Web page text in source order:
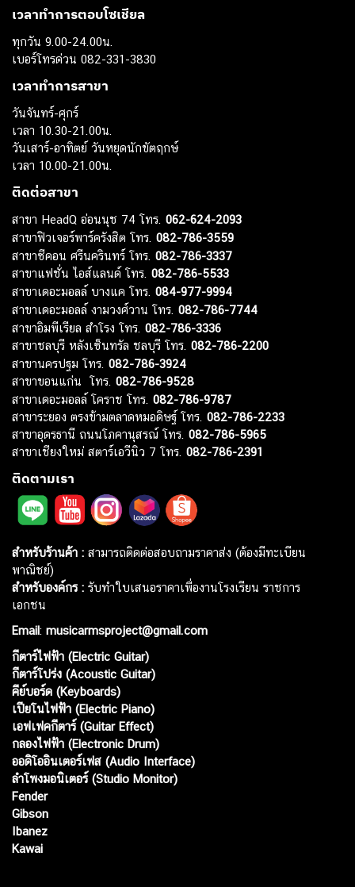
เวลาทำการตอบโซเชียล
ทุกวัน 9.00-24.00น.
เบอร์โทรด่วน 082-331-3830
เวลาทำการสาขา
วันจันทร์-ศุกร์
เวลา 10.30-21.00น.
วันเสาร์-อาทิตย์ วันหยุดนักขัตฤกษ์
เวลา 10.00-21.00น.
ติดต่อสาขา
สาขา HeadQ อ่อนนุช 74 โทร. 062-624-2093
สาขาฟิวเจอร์พาร์ครังสิต โทร. 082-786-3559
สาขาซีคอน ศรีนครินทร์ โทร. 082-786-3337
สาขาแฟชั่น ไอส์แลนด์ โทร. 082-786-5533
สาขาเดอะมอลล์ บางแค โทร. 084-977-9994
สาขาเดอะมอลล์ งามวงศ์วาน โทร. 082-786-7744
สาขาอิมพีเรียล สำโรง โทร. 082-786-3336
สาขาชลบุรี หลังเซ็นทรัล ชลบุรี โทร. 082-786-2200
สาขานครปฐม โทร. 082-786-3924
สาขาขอนแก่น โทร. 082-786-9528
สาขาเดอะมอลล์ โคราช โทร. 082-786-9787
สาขาระยอง ตรงข้ามตลาดหมอดิษฐ์ โทร. 082-786-2233
สาขาอุดรธานี ถนนโภคานุสรณ์ โทร. 082-786-5965
สาขาเชียงใหม่ สตาร์เอวีนิว 7 โทร. 082-786-2391
ติดตามเรา
สำหรับร้านค้า : สามารถติดต่อสอบถามราคาส่ง (ต้องมีทะเบียน
พาณิชย์)
สำหรับองค์กร : รับทำใบเสนอราคาเพื่องานโรงเรียน ราชการ
เอกชน
Email: musicarmsproject@gmail.com
กีตาร์ไฟฟ้า (Electric Guitar)
กีตาร์โปร่ง (Acoustic Guitar)
คีย์บอร์ด (Keyboards)
เปียโนไฟฟ้า (Electric Piano)
เอฟเฟคกีตาร์ (Guitar Effect)
กลองไฟฟ้า (Electronic Drum)
ออดิโออินเตอร์เฟส (Audio Interface)
ลำโพงมอนิเตอร์ (Studio Monitor)
Fender
Gibson
Ibanez
Kawai